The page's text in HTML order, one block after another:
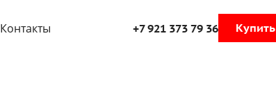
Контакты +7 921 373 79 36 Купить